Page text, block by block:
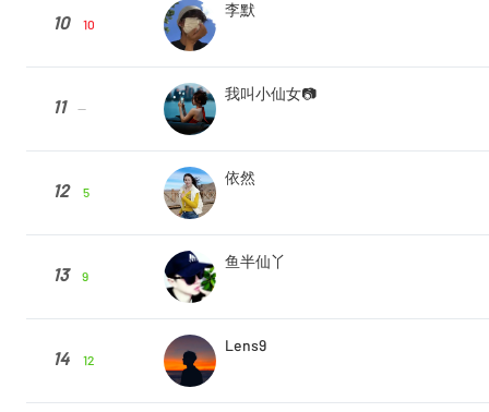
10 10
李默
11 --
我叫小仙女📷
12 5
依然
13 9
鱼半仙丫
14 12
Lens9